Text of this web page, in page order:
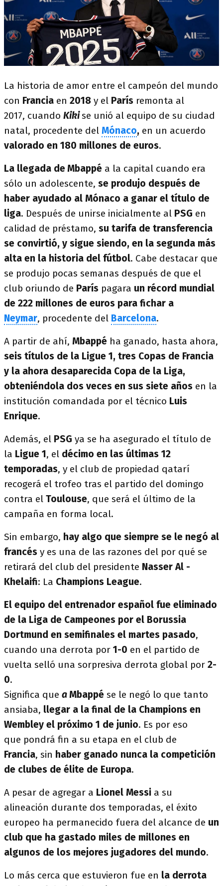
La historia de amor entre el campeón del mundo
con Francia en 2018 y el París remonta al
2017, cuando Kikise unió al equipo de su ciudad
natal, procedente del Mónaco, en un acuerdo
valorado en 180 millones de euros.
La llegada deMbappé a la capital cuando era
sólo un adolescente, se produjo después de
haber ayudado al Mónaco a ganar el título de
liga. Después de unirse inicialmente al PSG en
calidad de préstamo, su tarifa de transferencia
se convirtió, y sigue siendo, en la segunda más
alta en la historia del fútbol. Cabe destacar que
se produjo pocas semanas después de que el
club oriundo de París pagara un récord mundial
de 222 millones de euros para fichar a
Neymar, procedente del Barcelona.
A partir de ahí, Mbappé ha ganado, hasta ahora,
seis títulos de la Ligue 1, tres Copas de Francia
y la ahora desaparecida Copa de la Liga,
obteniéndola dos veces en sus siete años en la
institución comandada por el técnico Luis
Enrique.
Además, el PSG ya se ha asegurado el título de
la Ligue 1, el décimo en las últimas 12
temporadas, y el club de propiedad qatarí
recogerá el trofeo tras el partido del domingo
contra el Toulouse, que será el último de la
campaña en forma local.
Sin embargo, hay algo que siempre se le negó al
francés y es una de las razones del por qué se
retirará del club del presidente Nasser Al -
Khelaifi: La Champions League.
El equipo del entrenador español fue eliminado
de la Liga de Campeones por el Borussia
Dortmund en semifinales el martes pasado,
cuando una derrota por 1-0 en el partido de
vuelta selló una sorpresiva derrota global por 2-
0.
Significa que aMbappé se le negó lo que tanto
ansiaba, llegar a la final de la Champions en
Wembley el próximo 1 de junio. Es por eso
que pondrá fin a su etapa en el club de
Francia, sin haber ganado nunca la competición
de clubes de élite de Europa.
A pesar de agregar a Lionel Messi a su
alineación durante dos temporadas, el éxito
europeo ha permanecido fuera del alcance de un
club que ha gastado miles de millones en
algunos de los mejores jugadores del mundo.
Lo más cerca que estuvieron fue en la derrota